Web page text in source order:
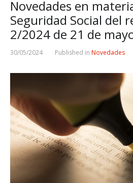
Novedades en
Seguridad Social del
2/2024 de 21 de
30/05/2024 Published in Novedades